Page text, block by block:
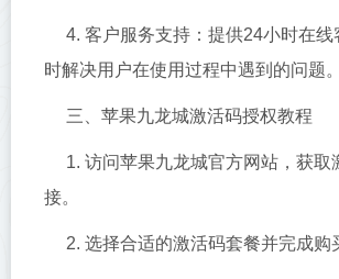
4. 客户服务支持：提供24小时在线
时解决用户在使用过程中遇到的问题。
三、苹果九龙城激活码授权教程
1. 访问苹果九龙城官方网站，获取
接。
2. 选择合适的激活码套餐并完成购